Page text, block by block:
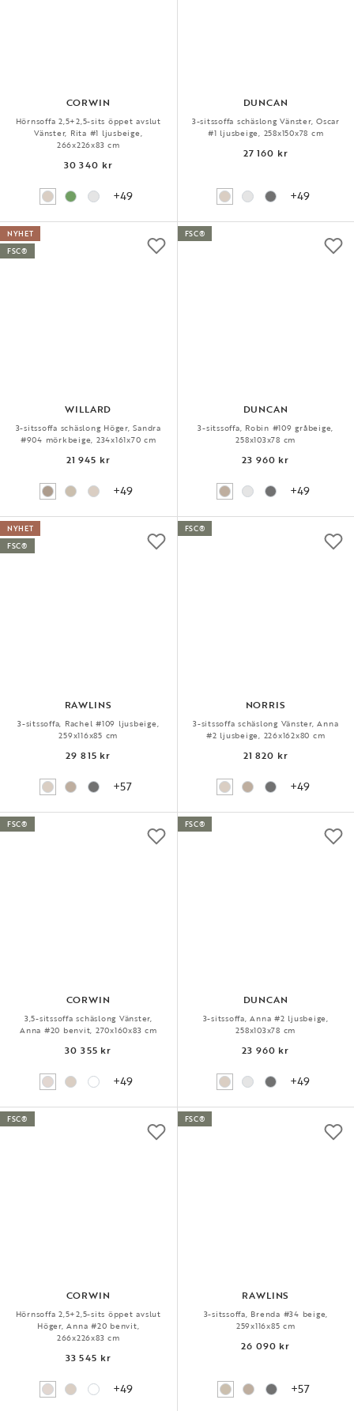
CORWIN
Hörnsoffa 2,5+2,5-sits öppet avslut
Vänster, Rita #1 ljusbeige,
266x226x83 cm
30 340 kr
+49
DUNCAN
3-sitssoffa schäslong Vänster, Oscar
#1 ljusbeige, 258x150x78 cm
27 160 kr
+49
WILLARD
3-sitssoffa schäslong Höger, Sandra
#904 mörkbeige, 234x161x70 cm
21 945 kr
+49
NYHET
FSC®
DUNCAN
3-sitssoffa, Robin #109 gråbeige,
258x103x78 cm
23 960 kr
+49
FSC®
RAWLINS
3-sitssoffa, Rachel #109 ljusbeige,
259x116x85 cm
29 815 kr
+57
NYHET
FSC®
NORRIS
3-sitssoffa schäslong Vänster, Anna
#2 ljusbeige, 226x162x80 cm
21 820 kr
+49
FSC®
CORWIN
3,5-sitssoffa schäslong Vänster,
Anna #20 benvit, 270x160x83 cm
30 355 kr
+49
FSC®
DUNCAN
3-sitssoffa, Anna #2 ljusbeige,
258x103x78 cm
23 960 kr
+49
FSC®
CORWIN
Hörnsoffa 2,5+2,5-sits öppet avslut
Höger, Anna #20 benvit,
266x226x83 cm
33 545 kr
+49
FSC®
RAWLINS
3-sitssoffa, Brenda #34 beige,
259x116x85 cm
26 090 kr
+57
FSC®